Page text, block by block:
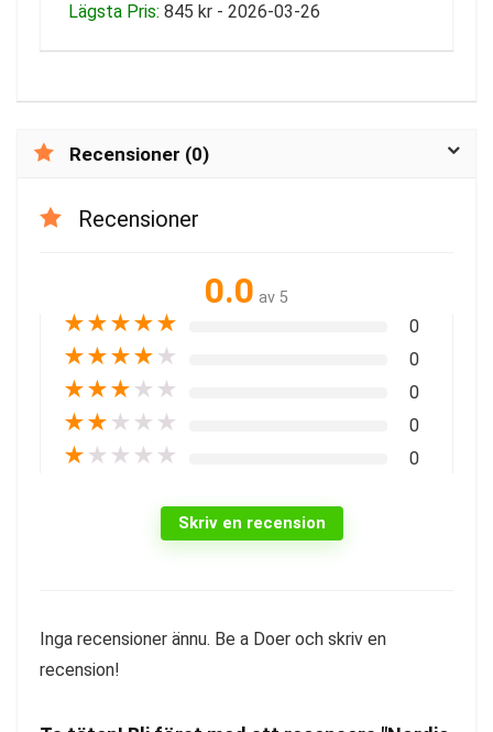
Lägsta Pris: 845 kr - 2026-03-26
Recensioner (0)
Recensioner
0.0 av 5
★★★★★ 0
★★★★ ★ 0
★★★ ★ ★ 0
★★ ★ ★ ★ 0
★ ★ ★ ★ ★ 0
Skriv en recension
Inga recensioner ännu. Be a Doer och skriv en
recension!